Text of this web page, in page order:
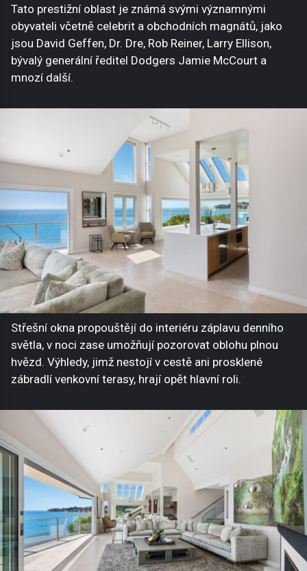
Tato prestižní oblast je známá svými významnými
obyvateli včetně celebrit a obchodních magnátů, jako
jsou David Geffen, Dr. Dre, Rob Reiner, Larry Ellison,
bývalý generální ředitel Dodgers Jamie McCourt a
mnozí další.
Střešní okna propouštějí do interiéru záplavu denního
světla, v noci zase umožňují pozorovat oblohu plnou
hvězd. Výhledy, jimž nestojí v cestě ani prosklené
zábradlí venkovní terasy, hrají opět hlavní roli.